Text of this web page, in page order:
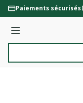
Aller au contenu
Paiements sécurisés
Menu